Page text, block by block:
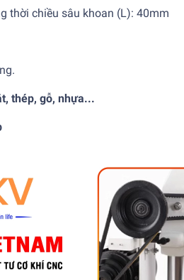
thời chiều sâu khoan (L): 40mm
thép, gỗ, nhựa...